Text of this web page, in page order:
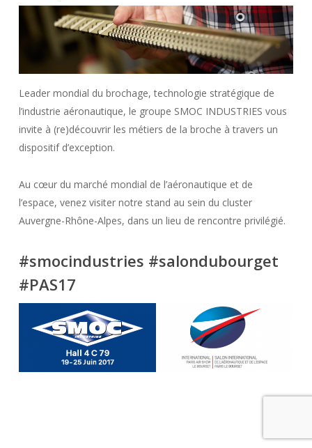
Leader mondial du brochage, technologie stratégique de
l’industrie aéronautique, le groupe SMOC INDUSTRIES vous
invite à (re)découvrir les métiers de la broche à travers un
dispositif d’exception.
Au cœur du marché mondial de l’aéronautique et de
l’espace, venez visiter notre stand au sein du cluster
Auvergne-Rhône-Alpes, dans un lieu de rencontre privilégié.
#smocindustries #salondubourget
#PAS17